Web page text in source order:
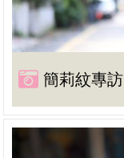
簡莉紋專訪